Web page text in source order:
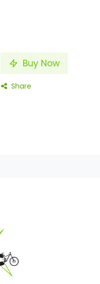
Buy Now
Share